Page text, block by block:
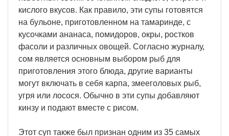
кислого вкусов. Как правило, эти супы готовятся
на бульоне, приготовленном на тамаринде, с
кусочками ананаса, помидоров, окры, ростков
фасоли и различных овощей. Согласно журналу,
сом является основным выбором рыб для
приготовления этого блюда, другие варианты
могут включать в себя карпа, змееголовых рыб,
угря или лосося. Обычно в эти супы добавляют
кинзу и подают вместе с рисом.
Этот суп также был признан одним из 35 самых